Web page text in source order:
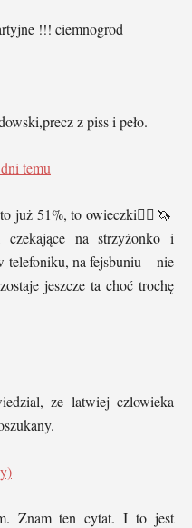
!!! ciemnogrod
z piss i peło.
temu
już 51%, to owieczki🤦‍♂️🦄
czekające na strzyżonko i
telefoniku, na fejsbuniu – nie
jeszcze ta choć trochę
ze latwiej czlowieka
Znam ten cytat. I to jest